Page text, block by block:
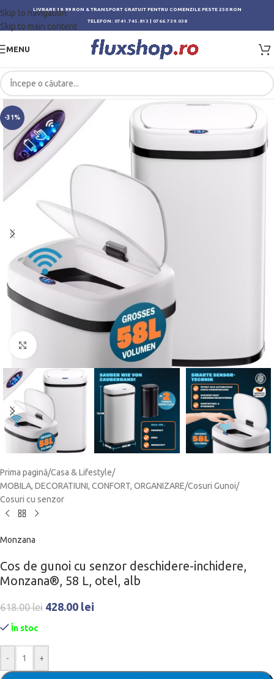
Skip to navigation
Skip to main content
LIVRARE 19.99 RON & TRANSPORT GRATUIT PENTRU COMENZILE PESTE 250 RON
TELEFON: 0741.745.813 0766.739.038
MENU
-31%
Click to enlarge
Prima pagină/Casa & Lifestyle/
MOBILA, DECORATIUNI, CONFORT, ORGANIZARE/Cosuri Gunoi/
Cosuri cu senzor
Monzana
Cos de gunoi cu senzor deschidere-inchidere,
Monzana®, 58 L, otel, alb
618.00lei 428.00 lei
În stoc
- +